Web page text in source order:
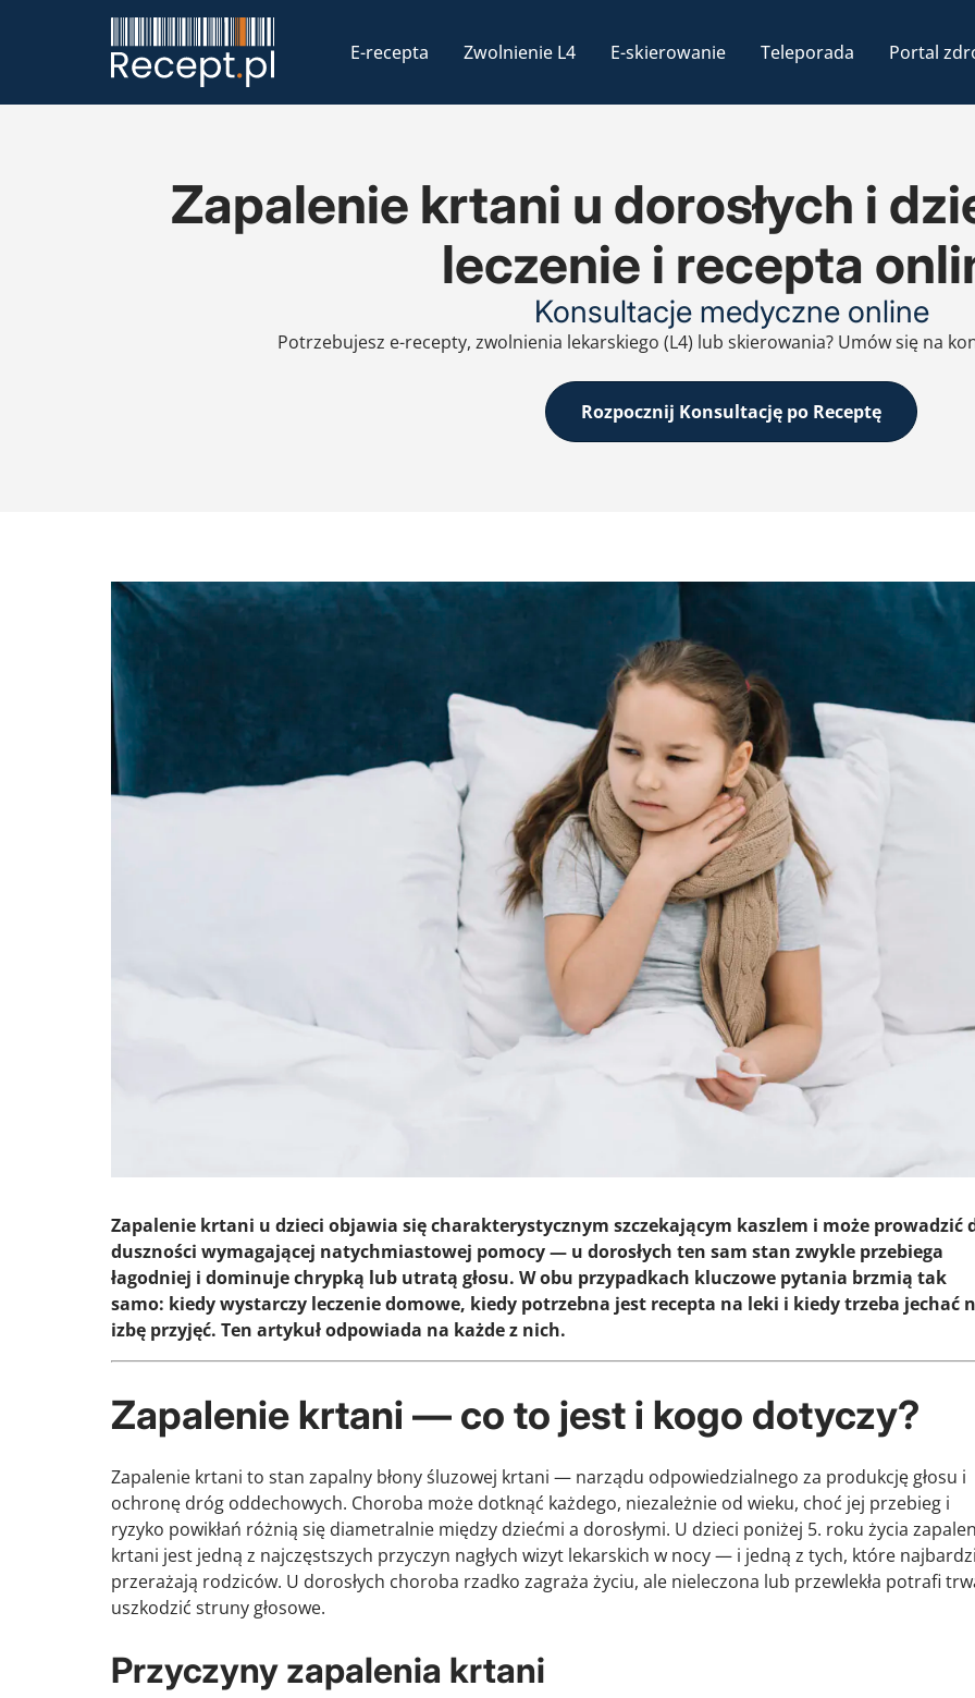
E-recepta Zwolnienie L4 E-skierowanie Teleporada Portal
Zapalenie krtani u dorosłych i
leczenie i recepta
Konsultacje medyczne online
Potrzebujesz e-recepty, zwolnienia lekarskiego (L4) lub skierowania? Umów się na
Rozpocznij Konsultację po Receptę
Zapalenie krtani u dzieci objawia się charakterystycznym szczekającym kaszlem i może prowadzić
duszności wymagającej natychmiastowej pomocy — u dorosłych ten sam stan zwykle przebiega
łagodniej i dominuje chrypką lub utratą głosu. W obu przypadkach kluczowe pytania brzmią tak
samo: kiedy wystarczy leczenie domowe, kiedy potrzebna jest recepta na leki i kiedy trzeba jechać
izbę przyjęć. Ten artykuł odpowiada na każde z nich.
Zapalenie krtani — co to jest i kogo dotyczy?
Zapalenie krtani to stan zapalny błony śluzowej krtani — narządu odpowiedzialnego za produkcję głosu i
ochronę dróg oddechowych. Choroba może dotknąć każdego, niezależnie od wieku, choć jej przebieg i
ryzyko powikłań różnią się diametralnie między dziećmi a dorosłymi. U dzieci poniżej 5. roku życia
krtani jest jedną z najczęstszych przyczyn nagłych wizyt lekarskich w nocy — i jedną z tych, które
przerażają rodziców. U dorosłych choroba rzadko zagraża życiu, ale nieleczona lub przewlekła potrafi
uszkodzić struny głosowe.
Przyczyny zapalenia krtani